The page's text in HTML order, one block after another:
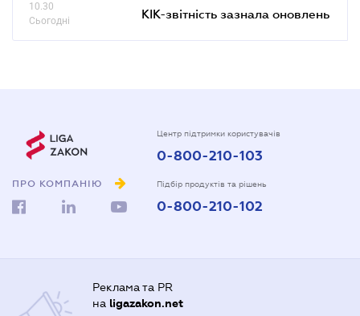
10.30
Сьогодні
КІК-звітність зазнала оновлень
ПРО КОМПАНІЮ
Центр підтримки користувачів
0-800-210-103
Підбір продуктів та рішень
0-800-210-102
Реклама та PR
на ligazakon.net